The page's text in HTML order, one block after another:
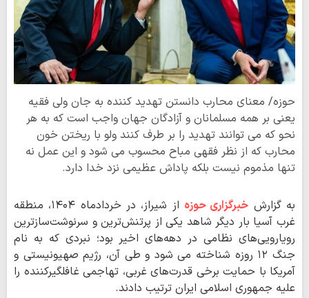
حوزه/ معنای محارب دانستن تهدید کننده به جان ولی فقیه
یعنی بر همه مسلمانان و آزادگان جهان واجب است که به هر
نحو که می توانند تهدید را بر طرف کنند ولو با ریختن خون
محارب که از نظر فقهی مباح محسوب می شود و این عمل نه
تنها مذموم نیست بلکه پاداش عظیمی نزد خدا دارد.
به گزارش خبرگزاری حوزه
از شیراز، در خردادماه ۱۴۰۴، منطقه‌
غرب آسیا بار دیگر شاهد یکی از پرتنش‌ترین و سرنوشت‌سازترین
رویارویی‌های نظامی در دهه‌های اخیر بود؛ نبردی که به نام
جنگ ۱۲ روزه شناخته می شود و طی آن، رژیم صهیونیستی و
آمریکا با حمایت برخی قدرت‌های غربی، تهاجمی غافلگیرکننده را
علیه جمهوری اسلامی ایران ترتیب دادند.